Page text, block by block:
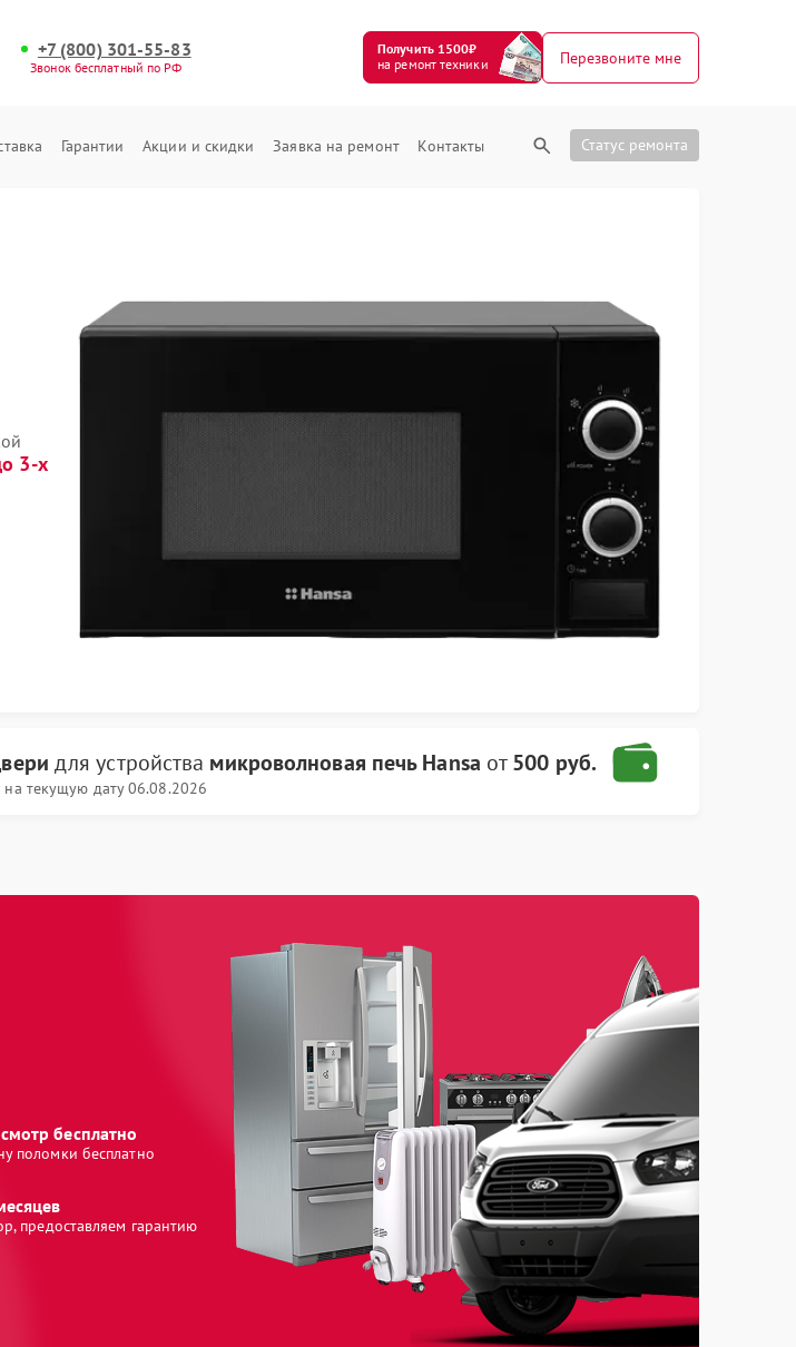
+7 (800) 301-55-83
Звонок бесплатный по РФ
Получить 1500₽
на ремонт техники
Перезвоните мне
Гарантии Акции и скидки Заявка на ремонт Контакты Статус ремонта
3-х
для устройства микроволновая печь Hansa от500 руб.
на текущую дату 06.08.2026
бесплатно
поломки бесплатно
предоставляем гарантию